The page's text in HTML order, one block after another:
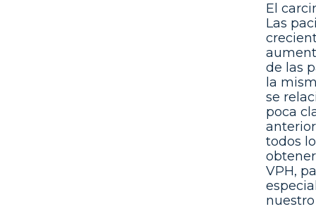
El
Las
de las
la
se
poca
todos
VPH,